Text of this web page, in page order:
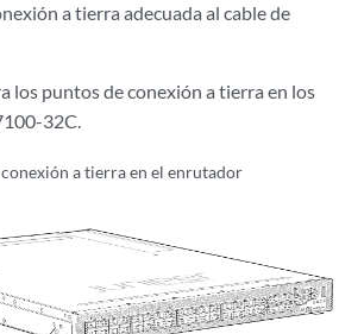
a tierra adecuada al cable de
los puntos de conexión a tierra en los
32C.
a tierra en el enrutador